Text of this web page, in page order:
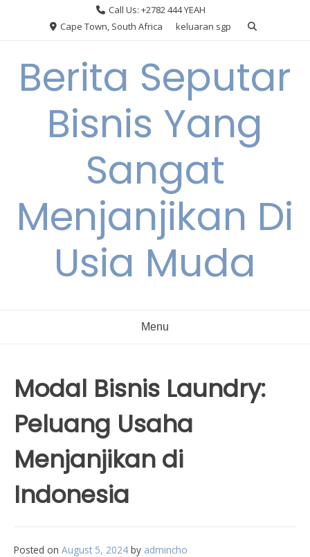
Call Us: +2782 444 YEAH
Cape Town, South Africa
keluaran sgp
Berita Seputar
Bisnis Yang
Sangat
Menjanjikan Di
Usia Muda
Menu
Modal Bisnis Laundry:
Peluang Usaha
Menjanjikan di
Indonesia
Posted on August 5, 2024 by admincho